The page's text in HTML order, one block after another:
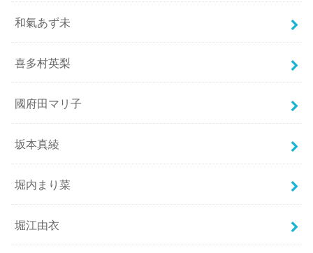
和氣あず未
喜多村英梨
國府田マリ子
坂本真綾
堀内まり菜
堀江由衣